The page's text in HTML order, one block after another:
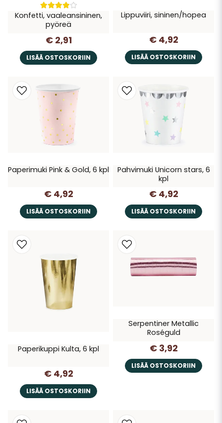
Konfetti, vaaleansininen,
pyöreä
€ 2,91
LISÄÄ OSTOSKORIIN
Lippuviiri, sininen/hopea
€ 4,92
LISÄÄ OSTOSKORIIN
Paperimuki Pink & Gold, 6 kpl
€ 4,92
LISÄÄ OSTOSKORIIN
Pahvimuki Unicorn stars, 6
kpl
€ 4,92
LISÄÄ OSTOSKORIIN
Paperikuppi Kulta, 6 kpl
€ 4,92
LISÄÄ OSTOSKORIIN
Serpentiner Metallic
Roséguld
€ 3,92
LISÄÄ OSTOSKORIIN